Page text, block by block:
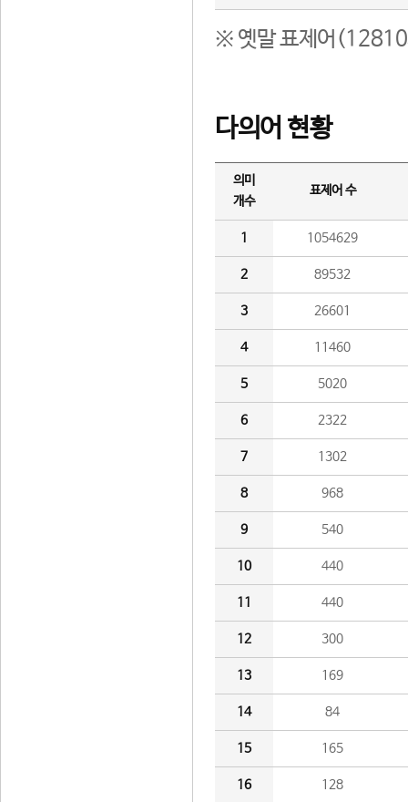
※ 옛말 표제어(12810
다의어 현황
의미
개수
표제어 수
1 1054629
2 89532
3 26601
4 11460
5 5020
6 2322
7 1302
8 968
9 540
10 440
11 440
12 300
13 169
14 84
15 165
16 128